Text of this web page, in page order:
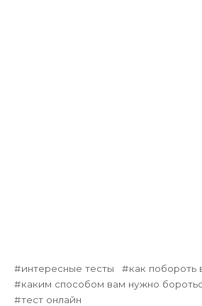
интересные тесты
как побороть
каким способом вам нужно
тест онлайн